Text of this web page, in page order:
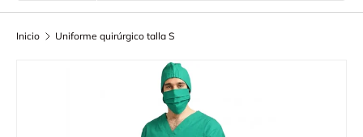
Inicio Uniforme quirúrgico talla S